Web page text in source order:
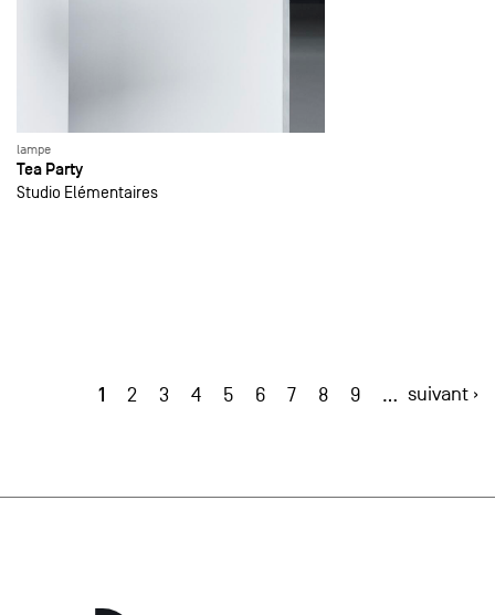
lampe
Tea Party
Studio Elémentaires
1 2 3 4 5 6 7 8 9 … suivant ›